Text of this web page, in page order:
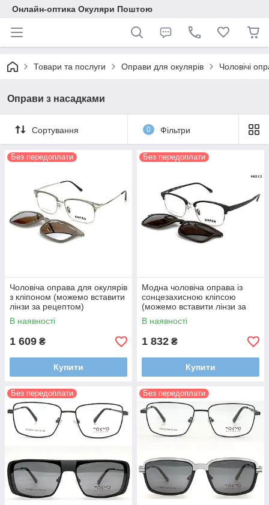
Онлайн-оптика Окуляри Поштою
Товари та послуги Оправи для окулярів Чоловічі
Оправи з насадками
Сортування 0 Фільтри
Без передоплати
Чоловіча оправа для окулярів
з кліпоном (можемо вставити
лінзи за рецептом)
В наявності
1 609 ₴
Купити
Без передоплати
Модна чоловіча оправа із
сонцезахисною кліпсою
(можемо вставити лінзи за
рецептом)
В наявності
1 832 ₴
Купити
Без передоплати Без передоплати